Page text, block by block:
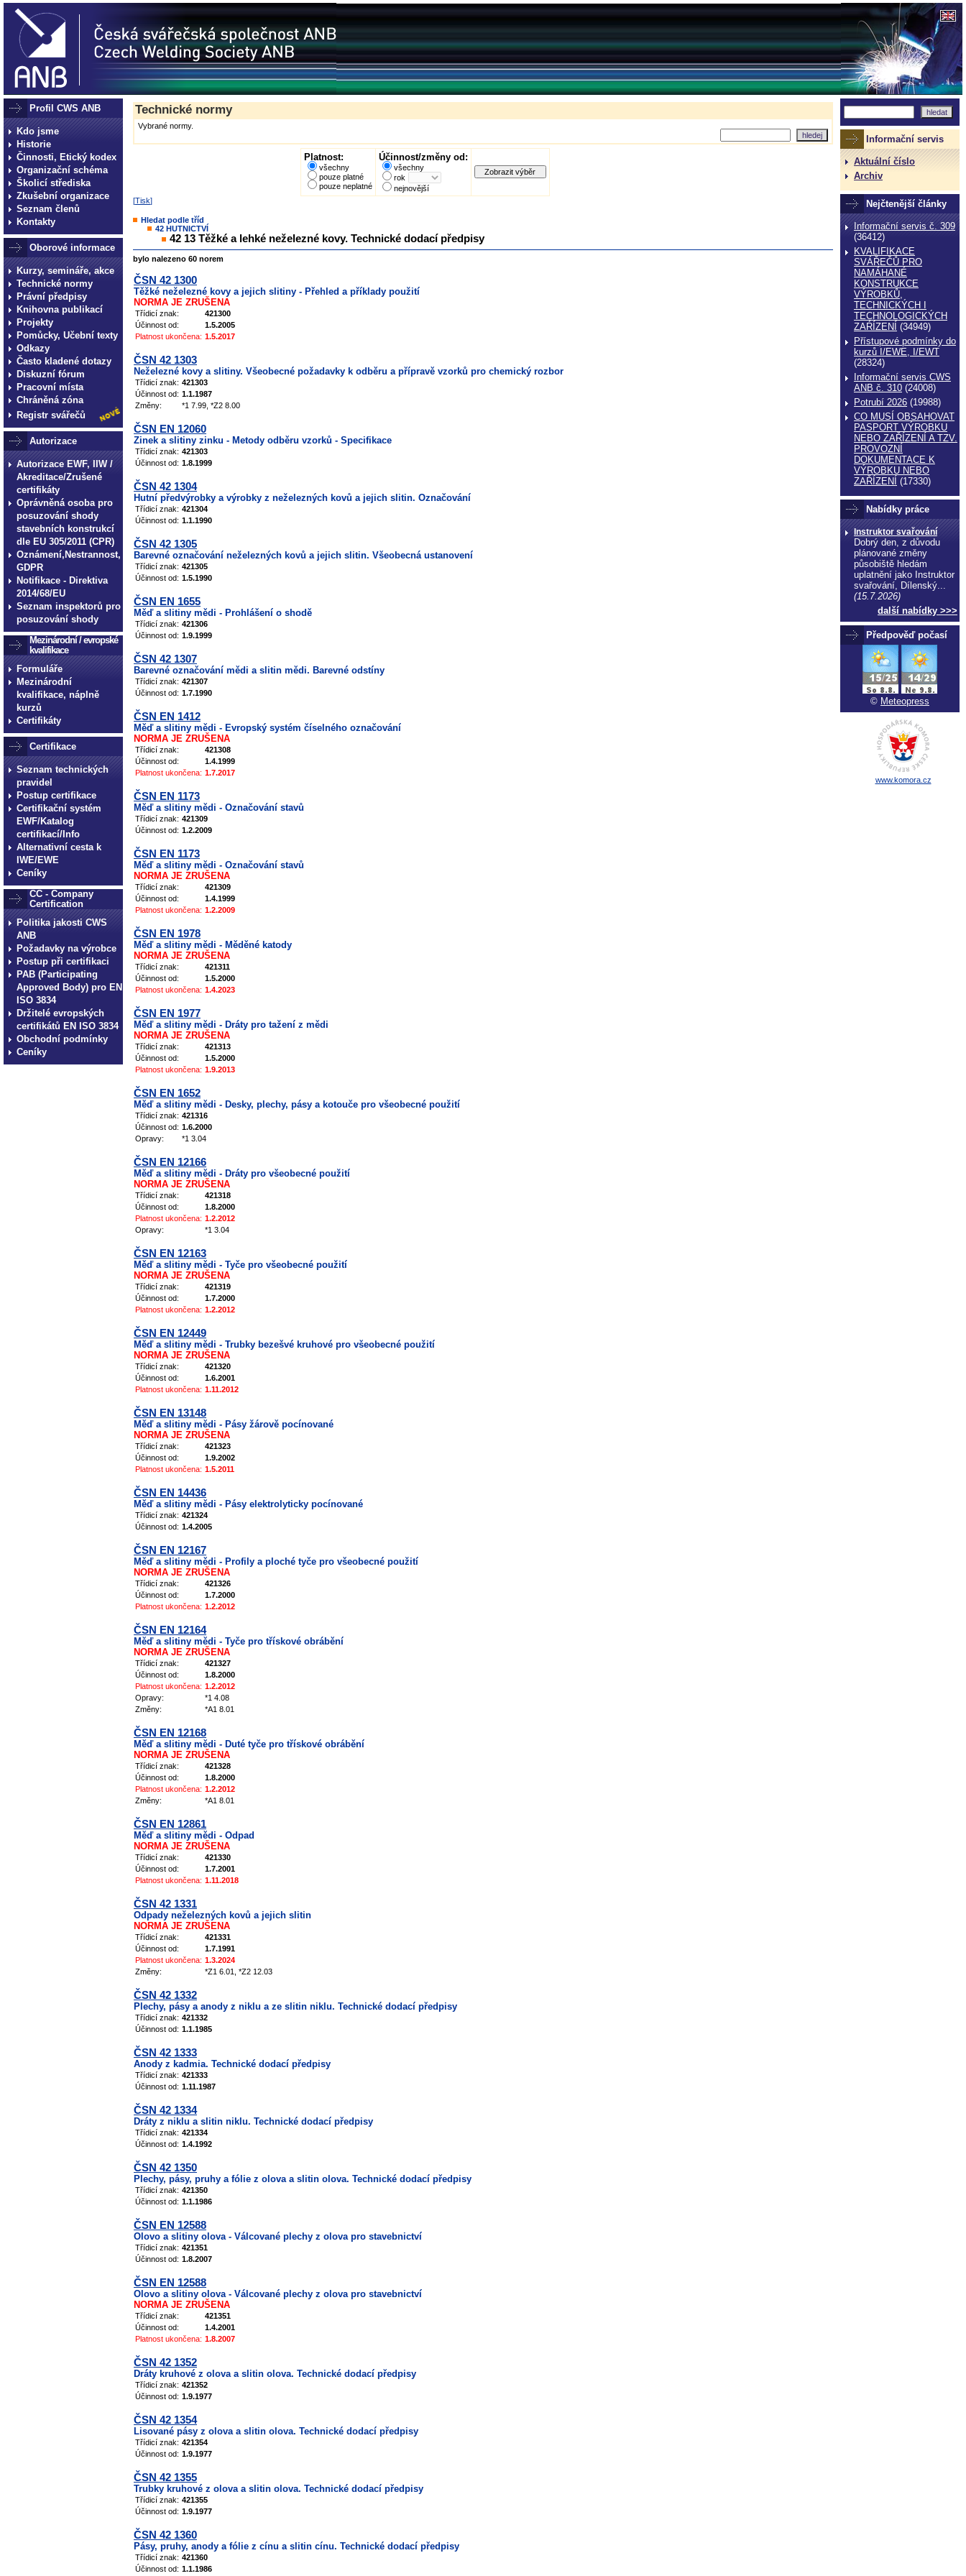
Profil CWS ANB
Kdo jsme
Historie
Činnosti, Etický kodex
Organizační schéma
Školicí střediska
Zkušební organizace
Seznam členů
Kontakty
Oborové informace
Kurzy, semináře, akce
Technické normy
Právní předpisy
Knihovna publikací
Projekty
Pomůcky, Učební texty
Odkazy
Často kladené dotazy
Diskuzní fórum
Pracovní místa
Chráněná zóna
Registr svářečů
Autorizace
Autorizace EWF, IIW /
Akreditace/Zrušené
certifikáty
Oprávněná osoba pro
posuzování shody
stavebních konstrukcí
dle EU 305/2011 (CPR)
Oznámení,Nestrannost,
GDPR
Notifikace - Direktiva
2014/68/EU
Seznam inspektorů pro
posuzování shody
Mezinárodní / evropské
kvalifikace
Formuláře
Mezinárodní
kvalifikace, náplně
kurzů
Certifikáty
Certifikace
Seznam technických
pravidel
Postup certifikace
Certifikační systém
EWF/Katalog
certifikací/Info
Alternativní cesta k
IWE/EWE
Ceníky
CC - Company
Certification
Politika jakosti CWS
ANB
Požadavky na výrobce
Postup při certifikaci
PAB (Participating
Approved Body) pro EN
ISO 3834
Držitelé evropských
certifikátů EN ISO 3834
Obchodní podmínky
Ceníky
Technické normy
Vybrané normy.
Platnost:
všechny
pouze platné
pouze neplatné
Účinnost/změny od:
všechny
rok
nejnovější
[Tisk]
Hledat podle tříd
42 HUTNICTVÍ
42 13 Těžké a lehké neželezné kovy. Technické dodací předpisy
bylo nalezeno 60 norem
ČSN 42 1300
Těžké neželezné kovy a jejich slitiny - Přehled a příklady použití
NORMA JE ZRUŠENA
Třídicí znak:
421300
Účinnost od:
1.5.2005
Platnost ukončena: 1.5.2017
ČSN 42 1303
Neželezné kovy a slitiny. Všeobecné požadavky k odběru a přípravě vzorků pro chemický rozbor
Třídicí znak: 421303
Účinnost od: 1.1.1987
Změny:
*1 7.99, *Z2 8.00
ČSN EN 12060
Zinek a slitiny zinku - Metody odběru vzorků - Specifikace
Třídicí znak: 421303
Účinnost od: 1.8.1999
ČSN 42 1304
Hutní předvýrobky a výrobky z neželezných kovů a jejich slitin. Označování
Třídicí znak: 421304
Účinnost od: 1.1.1990
ČSN 42 1305
Barevné označování neželezných kovů a jejich slitin. Všeobecná ustanovení
Třídicí znak: 421305
Účinnost od: 1.5.1990
ČSN EN 1655
Měď a slitiny mědi - Prohlášení o shodě
Třídicí znak: 421306
Účinnost od: 1.9.1999
ČSN 42 1307
Barevné označování mědi a slitin mědi. Barevné odstíny
Třídicí znak: 421307
Účinnost od: 1.7.1990
ČSN EN 1412
Měď a slitiny mědi - Evropský systém číselného označování
NORMA JE ZRUŠENA
Třídicí znak:
421308
Účinnost od:
1.4.1999
Platnost ukončena: 1.7.2017
ČSN EN 1173
Měď a slitiny mědi - Označování stavů
Třídicí znak: 421309
Účinnost od: 1.2.2009
ČSN EN 1173
Měď a slitiny mědi - Označování stavů
NORMA JE ZRUŠENA
Třídicí znak:
421309
Účinnost od:
1.4.1999
Platnost ukončena: 1.2.2009
ČSN EN 1978
Měď a slitiny mědi - Měděné katody
NORMA JE ZRUŠENA
Třídicí znak:
421311
Účinnost od:
1.5.2000
Platnost ukončena: 1.4.2023
ČSN EN 1977
Měď a slitiny mědi - Dráty pro tažení z mědi
NORMA JE ZRUŠENA
Třídicí znak:
421313
Účinnost od:
1.5.2000
Platnost ukončena: 1.9.2013
ČSN EN 1652
Měď a slitiny mědi - Desky, plechy, pásy a kotouče pro všeobecné použití
Třídicí znak: 421316
Účinnost od: 1.6.2000
Opravy:
*1 3.04
ČSN EN 12166
Měď a slitiny mědi - Dráty pro všeobecné použití
NORMA JE ZRUŠENA
Třídicí znak:
421318
Účinnost od:
1.8.2000
Platnost ukončena: 1.2.2012
Opravy:
*1 3.04
ČSN EN 12163
Měď a slitiny mědi - Tyče pro všeobecné použití
NORMA JE ZRUŠENA
Třídicí znak:
421319
Účinnost od:
1.7.2000
Platnost ukončena: 1.2.2012
ČSN EN 12449
Měď a slitiny mědi - Trubky bezešvé kruhové pro všeobecné použití
NORMA JE ZRUŠENA
Třídicí znak:
421320
Účinnost od:
1.6.2001
Platnost ukončena: 1.11.2012
ČSN EN 13148
Měď a slitiny mědi - Pásy žárově pocínované
NORMA JE ZRUŠENA
Třídicí znak:
421323
Účinnost od:
1.9.2002
Platnost ukončena: 1.5.2011
ČSN EN 14436
Měď a slitiny mědi - Pásy elektrolyticky pocínované
Třídicí znak: 421324
Účinnost od: 1.4.2005
ČSN EN 12167
Měď a slitiny mědi - Profily a ploché tyče pro všeobecné použití
NORMA JE ZRUŠENA
Třídicí znak:
421326
Účinnost od:
1.7.2000
Platnost ukončena: 1.2.2012
ČSN EN 12164
Měď a slitiny mědi - Tyče pro třískové obrábění
NORMA JE ZRUŠENA
Třídicí znak:
421327
Účinnost od:
1.8.2000
Platnost ukončena: 1.2.2012
Opravy:
*1 4.08
Změny:
*A1 8.01
ČSN EN 12168
Měď a slitiny mědi - Duté tyče pro třískové obrábění
NORMA JE ZRUŠENA
Třídicí znak:
421328
Účinnost od:
1.8.2000
Platnost ukončena: 1.2.2012
Změny:
*A1 8.01
ČSN EN 12861
Měď a slitiny mědi - Odpad
NORMA JE ZRUŠENA
Třídicí znak:
421330
Účinnost od:
1.7.2001
Platnost ukončena: 1.11.2018
ČSN 42 1331
Odpady neželezných kovů a jejich slitin
NORMA JE ZRUŠENA
Třídicí znak:
421331
Účinnost od:
1.7.1991
Platnost ukončena: 1.3.2024
Změny:
*Z1 6.01, *Z2 12.03
ČSN 42 1332
Plechy, pásy a anody z niklu a ze slitin niklu. Technické dodací předpisy
Třídicí znak: 421332
Účinnost od: 1.1.1985
ČSN 42 1333
Anody z kadmia. Technické dodací předpisy
Třídicí znak: 421333
Účinnost od: 1.11.1987
ČSN 42 1334
Dráty z niklu a slitin niklu. Technické dodací předpisy
Třídicí znak: 421334
Účinnost od: 1.4.1992
ČSN 42 1350
Plechy, pásy, pruhy a fólie z olova a slitin olova. Technické dodací předpisy
Třídicí znak: 421350
Účinnost od: 1.1.1986
ČSN EN 12588
Olovo a slitiny olova - Válcované plechy z olova pro stavebnictví
Třídicí znak: 421351
Účinnost od: 1.8.2007
ČSN EN 12588
Olovo a slitiny olova - Válcované plechy z olova pro stavebnictví
NORMA JE ZRUŠENA
Třídicí znak:
421351
Účinnost od:
1.4.2001
Platnost ukončena: 1.8.2007
ČSN 42 1352
Dráty kruhové z olova a slitin olova. Technické dodací předpisy
Třídicí znak: 421352
Účinnost od: 1.9.1977
ČSN 42 1354
Lisované pásy z olova a slitin olova. Technické dodací předpisy
Třídicí znak: 421354
Účinnost od: 1.9.1977
ČSN 42 1355
Trubky kruhové z olova a slitin olova. Technické dodací předpisy
Třídicí znak: 421355
Účinnost od: 1.9.1977
ČSN 42 1360
Pásy, pruhy, anody a fólie z cínu a slitin cínu. Technické dodací předpisy
Třídicí znak: 421360
Účinnost od: 1.1.1986
Informační servis
Aktuální číslo
Archiv
Nejčtenější články
Informační servis č. 309
(36412)
KVALIFIKACE
SVÁŘEČŮ PRO
NAMÁHANÉ
KONSTRUKCE
VÝROBKŮ,
TECHNICKÝCH I
TECHNOLOGICKÝCH
ZAŔÍZENÍ (34949)
Přístupové podmínky do
kurzů I/EWE, I/EWT
(28324)
Informační servis CWS
ANB č. 310 (24008)
Potrubí 2026 (19988)
CO MUSÍ OBSAHOVAT
PASPORT VÝROBKU
NEBO ZAŘÍZENÍ A TZV.
PROVOZNÍ
DOKUMENTACE K
VÝROBKU NEBO
ZAŘÍZENÍ (17330)
Nabídky práce
Instruktor svařování
Dobrý den, z důvodu
plánované změny
působiště hledám
uplatnění jako Instruktor
svařování, Dílenský...
(15.7.2026)
další nabídky >>>
Předpověď počasí
© Meteopress
www.komora.cz